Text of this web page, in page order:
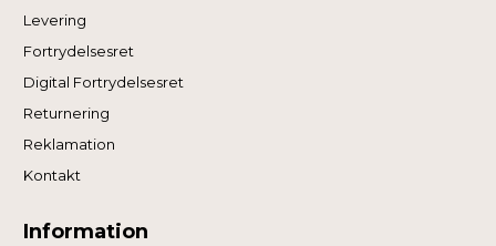
Levering
Fortrydelsesret
Digital Fortrydelsesret
Returnering
Reklamation
Kontakt
Information